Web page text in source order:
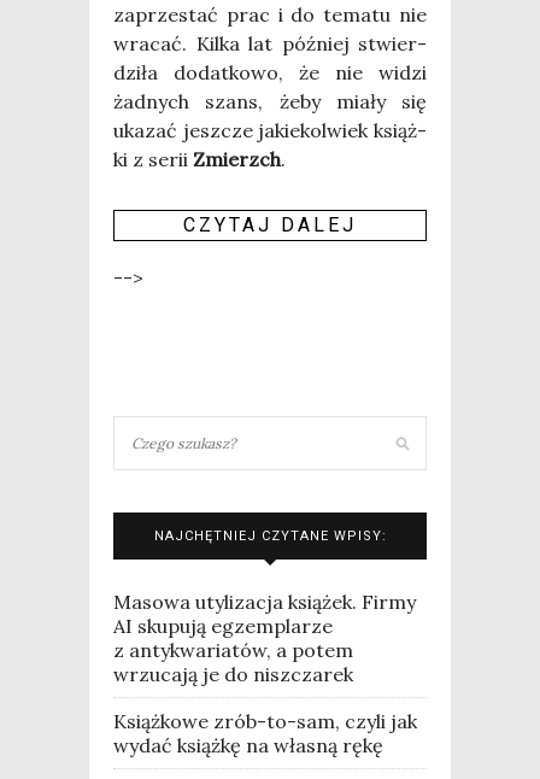
zaprze­stać prac i do tema­tu nie
wra­cać. Kil­ka lat póź­niej stwier­
dzi­ła dodat­ko­wo, że nie widzi
żad­nych szans, żeby mia­ły się
uka­zać jesz­cze jakie­kol­wiek książ­
ki z serii Zmierzch.
CZY­TAJ DALEJ
-->
NAJCHĘTNIEJ CZYTANE WPISY:
Masowa utylizacja książek. Firmy
AI skupują egzemplarze
z antykwariatów, a potem
wrzucają je do niszczarek
Książkowe zrób-to-sam, czyli jak
wydać książkę na własną rękę